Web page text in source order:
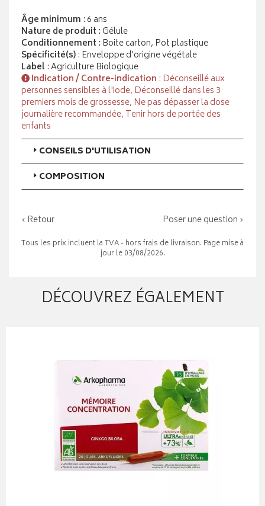
Âge minimum : 6 ans
Nature de produit : Gélule
Conditionnement : Boite carton, Pot plastique
Spécificité(s): Enveloppe d'origine végétale
Label: Agriculture Biologique
Indication / Contre-indication : Déconseillé aux
personnes sensibles à l'iode, Déconseillé dans les 3
premiers mois de grossesse, Ne pas dépasser la dose
journalière recommandée, Tenir hors de portée des
enfants
CONSEILS D'UTILISATION
COMPOSITION
‹ Retour Poser une question ›
Tous les prix incluent la TVA - hors frais de livraison. Page mise à
jour le 03/08/2026.
DÉCOUVREZ ÉGALEMENT